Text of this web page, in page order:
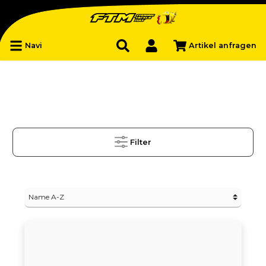
Navi Artikel anfragen
Filter